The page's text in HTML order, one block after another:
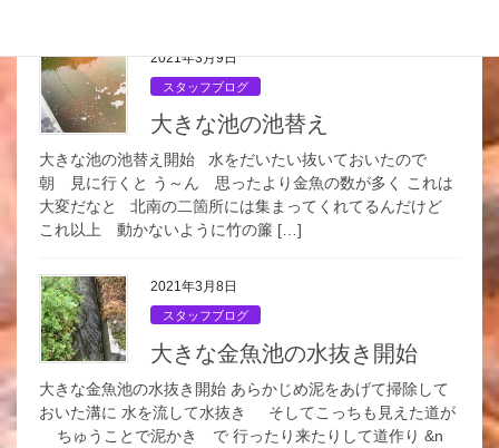
2021年3月9日
スタッフブログ
大きな池の池替え
大きな池の池替え開始 水をだいたい抜いておいたので
朝 見に行くと う～ん 思ったより金魚の数が多く これは
大変だなと 北南の二箇所には集まってくれてるんだけど
これ以上 動かないように竹の簾 […]
2021年3月8日
スタッフブログ
大きな金魚池の水抜き開始
大きな金魚池の水抜き開始 あらかじめ泥をあげて掃除して
おいた溝に 水を流して水抜き そしてこっちも見えた道が
ちゅうことで泥かき で 行ったり来たりして道作り &n